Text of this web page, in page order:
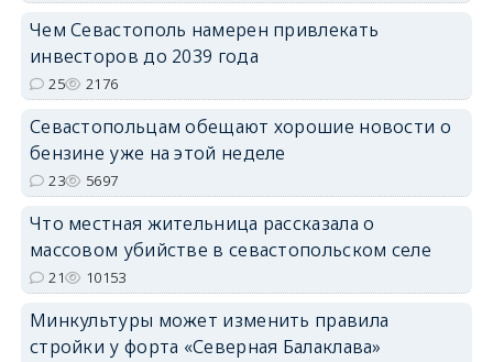
Чем Севастополь намерен привлекать
инвесторов до 2039 года
25 2176
Севастопольцам обещают хорошие новости о
бензине уже на этой неделе
23 5697
Что местная жительница рассказала о
массовом убийстве в севастопольском селе
21 10153
Минкультуры может изменить правила
стройки у форта «Северная Балаклава»